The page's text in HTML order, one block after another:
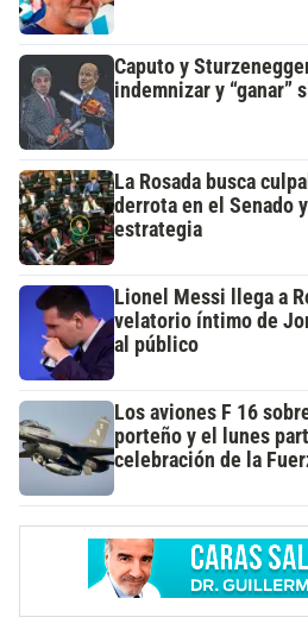
Caputo y
indemnizar y “ganar”
La Rosada busca
derrota en el Senado
estrategia
Lionel Messi llega a
velatorio íntimo de
al público
Los aviones F 16
porteño y el lunes
celebración de la